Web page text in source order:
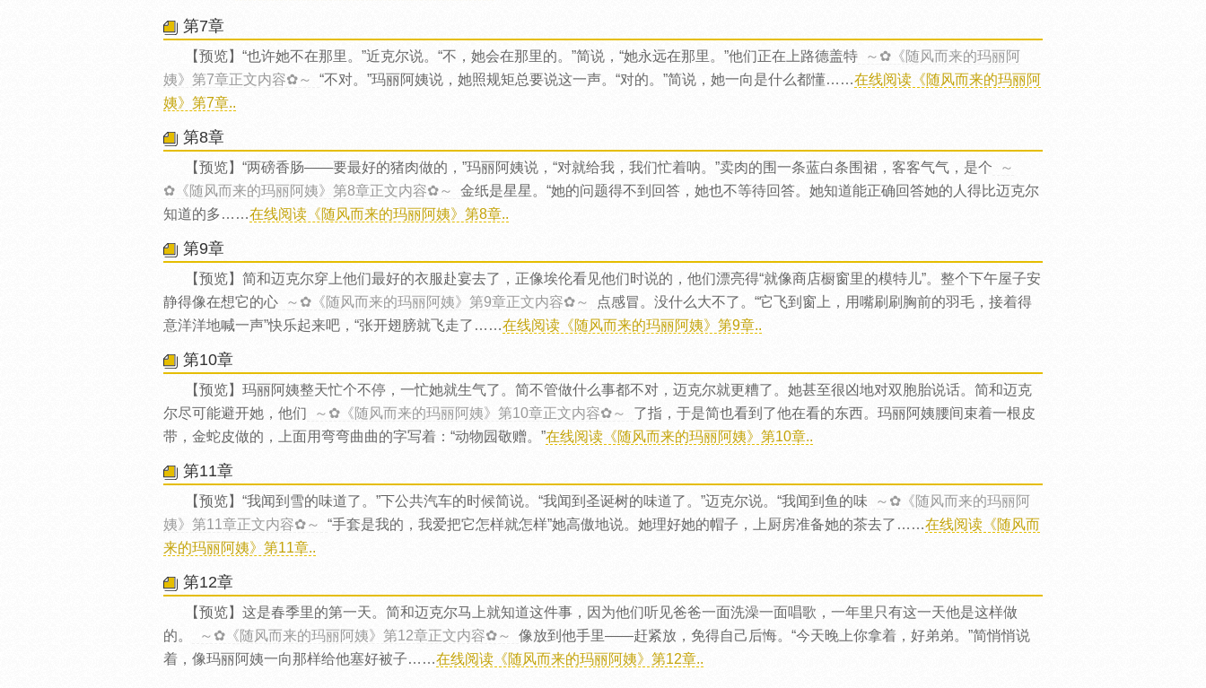
第7章
【预览】“也许她不在那里。”近克尔说。“不，她会在那里的。”简说，“她永远在那里。”他们正在上路德盖特
～✿《随风而来的玛丽阿
姨》第7章正文内容✿～
“不对。”玛丽阿姨说，她照规矩总要说这一声。“对的。”简说，她一向是什么都懂……在线阅读《随风而来的玛丽阿
姨》第7章..
第8章
【预览】“两磅香肠——要最好的猪肉做的，”玛丽阿姨说，“对就给我，我们忙着呐。”卖肉的围一条蓝白条围裙，客客气气，是个
～
✿《随风而来的玛丽阿姨》第8章正文内容✿～
金纸是星星。“她的问题得不到回答，她也不等待回答。她知道能正确回答她的人得比迈克尔
知道的多……在线阅读《随风而来的玛丽阿姨》第8章..
第9章
【预览】简和迈克尔穿上他们最好的衣服赴宴去了，正像埃伦看见他们时说的，他们漂亮得“就像商店橱窗里的模特儿”。整个下午屋子安
静得像在想它的心
～✿《随风而来的玛丽阿姨》第9章正文内容✿～
点感冒。没什么大不了。“它飞到窗上，用嘴刷刷胸前的羽毛，接着得
意洋洋地喊一声”快乐起来吧，“张开翅膀就飞走了……在线阅读《随风而来的玛丽阿姨》第9章..
第10章
【预览】玛丽阿姨整天忙个不停，一忙她就生气了。简不管做什么事都不对，迈克尔就更糟了。她甚至很凶地对双胞胎说话。简和迈克
尔尽可能避开她，他们
～✿《随风而来的玛丽阿姨》第10章正文内容✿～
了指，于是简也看到了他在看的东西。玛丽阿姨腰间束着一根皮
带，金蛇皮做的，上面用弯弯曲曲的字写着：“动物园敬赠。”在线阅读《随风而来的玛丽阿姨》第10章..
第11章
【预览】“我闻到雪的味道了。”下公共汽车的时候简说。“我闻到圣诞树的味道了。”迈克尔说。“我闻到鱼的味
～✿《随风而来的玛丽阿
姨》第11章正文内容✿～
“手套是我的，我爱把它怎样就怎样”她高傲地说。她理好她的帽子，上厨房准备她的茶去了……在线阅读《随风而
来的玛丽阿姨》第11章..
第12章
【预览】这是春季里的第一天。简和迈克尔马上就知道这件事，因为他们听见爸爸一面洗澡一面唱歌，一年里只有这一天他是这样做
的。
～✿《随风而来的玛丽阿姨》第12章正文内容✿～
像放到他手里——赶紧放，免得自己后悔。“今天晚上你拿着，好弟弟。”简悄悄说
着，像玛丽阿姨一向那样给他塞好被子……在线阅读《随风而来的玛丽阿姨》第12章..